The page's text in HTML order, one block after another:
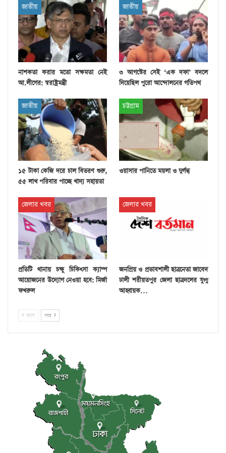
জাতীয়
নাশকতা করার মতো সক্ষমতা নেই
আ.লীগের: স্বরাষ্ট্রমন্ত্রী
জাতীয়
৩ আগস্টের সেই ‘এক দফা’ বদলে
দিয়েছিল পুরো আন্দোলনের গতিপথ
জাতীয়
১৫ টাকা কেজি দরে চাল বিতরণ শুরু,
৫৫ লাখ পরিবার পাচ্ছে খাদ্য সহায়তা
চট্টগ্রাম
ওয়াসার পানিতে ময়লা ও দুর্গন্ধ
জেলার খবর
প্রতিটি থানায় চক্ষু চিকিৎসা ক্যাম্প
আয়োজনের উদ্যোগ নেওয়া হবে: মির্জা
ফখরুল
জেলার খবর
জনপ্রিয় ও প্রভাবশালী ছাত্রনেতা জাবেদ
ঢালী শরীয়তপুর জেলা ছাত্রদলের যুগ্ম
আহ্বায়ক…
আগে পরে